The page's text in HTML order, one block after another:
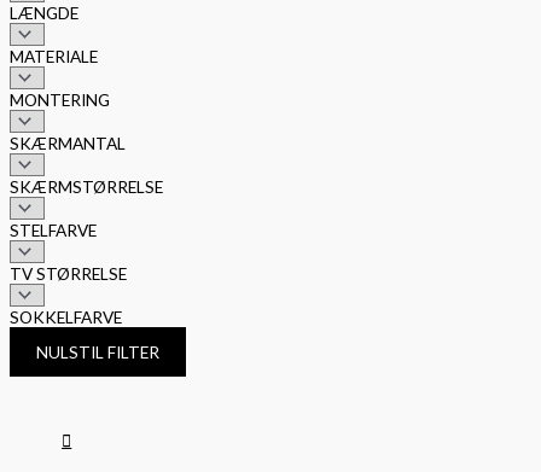
LÆNGDE
MATERIALE
MONTERING
SKÆRMANTAL
SKÆRMSTØRRELSE
STELFARVE
TV STØRRELSE
SOKKELFARVE
NULSTIL FILTER